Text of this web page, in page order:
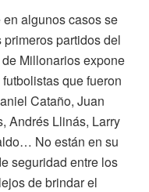
algunos casos se
partidos del
Millonarios expone
que fueron
Cataño, Juan
Andrés Llinás, Larry
No están en su
seguridad entre los
de brindar el